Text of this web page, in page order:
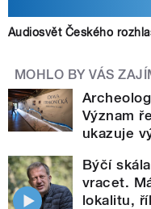
Audiosvět Českého
MOHLO BY VÁS
Význam
ukazuje
Býčí
vracet.
lokalitu,